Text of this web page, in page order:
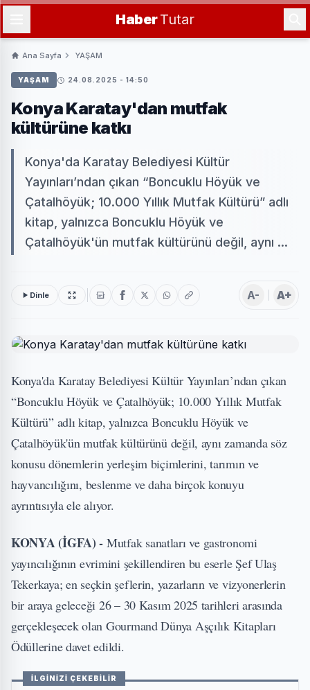
HaberTutar
Ana Sayfa YAŞAM
YAŞAM 24.08.2025 - 14:50
Konya Karatay'dan mutfak
kültürüne katkı
Konya'da Karatay Belediyesi Kültür
Yayınları’ndan çıkan “Boncuklu Höyük ve
Çatalhöyük; 10.000 Yıllık Mutfak Kültürü” adlı
kitap, yalnızca Boncuklu Höyük ve
Çatalhöyük'ün mutfak kültürünü değil, aynı ...
Dinle A- A+
Konya'da Karatay Belediyesi Kültür Yayınları’ndan çıkan
“Boncuklu Höyük ve Çatalhöyük; 10.000 Yıllık Mutfak
Kültürü” adlı kitap, yalnızca Boncuklu Höyük ve
Çatalhöyük'ün mutfak kültürünü değil, aynı zamanda söz
konusu dönemlerin yerleşim biçimlerini, tarımın ve
hayvancılığını, beslenme ve daha birçok konuyu
ayrıntısıyla ele alıyor.
KONYA (İGFA) - Mutfak sanatları ve gastronomi
yayıncılığının evrimini şekillendiren bu eserle Şef Ulaş
Tekerkaya; en seçkin şeflerin, yazarların ve vizyonerlerin
bir araya geleceği 26 – 30 Kasım 2025 tarihleri arasında
gerçekleşecek olan Gourmand Dünya Aşçılık Kitapları
Ödüllerine davet edildi.
İLGİNİZİ ÇEKEBİLİR